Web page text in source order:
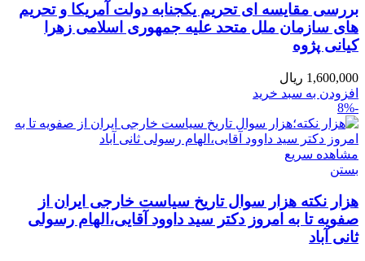
بررسی مقایسه ای تحریم یکجنابه دولت آمریکا و تحریم
های سازمان ملل متحد علیه جمهوری اسلامی زهرا
کیانی پژوه
1,600,000 ریال
افزودن به سبد خرید
-8%
مشاهده سریع
بستن
هزار نکته هزار سوال تاریخ سیاست خارجی ایران از
صفویه تا به امروز دکتر سید داوود آقایی،الهام رسولی
ثانی آباد